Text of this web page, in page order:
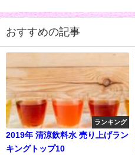
おすすめの記事
ランキング
2019年 清涼飲料水 売り上げラン
キングトップ10